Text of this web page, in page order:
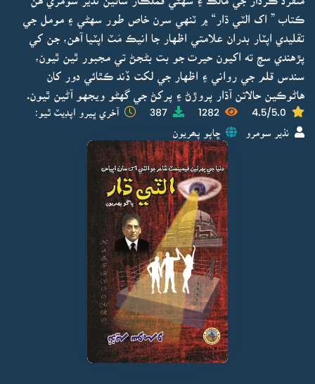
ڪتاب ” اک الٽي ڌار“ ۾ ٽنهي سرن خاص طور سهڻي ۽ مومل جي
تقليدي اپٽار بدران علامتي اظهار جا انيڪ مَٽ اپٽيا آهن، جن کي
پڙهندي سچ ته اکيون حيرت جو بت بڻجڻ تي مجبور ٿين ٿيون،
سندس قلم جي رواني ۽ اظهار جي لکت ڏند ڪٿائي دور کان
هاڻوڪين حالاتن آڌار پروڙڻ ۽ پرکڻ جي گهڻو ويجهو آڻين ٿيون.
4.5/5.0
1282
387 آخري ڀيرو اپڊيٽ ٿيو:
نذير سومرو ڇاپو پھريون